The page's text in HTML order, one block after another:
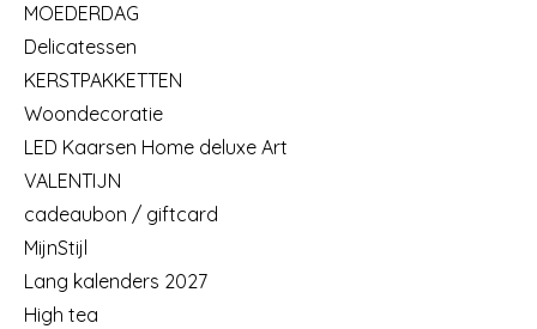
MOEDERDAG
Delicatessen
KERSTPAKKETTEN
Woondecoratie
LED Kaarsen Home deluxe Art
VALENTIJN
cadeaubon / giftcard
MijnStijl
Lang kalenders 2027
High tea